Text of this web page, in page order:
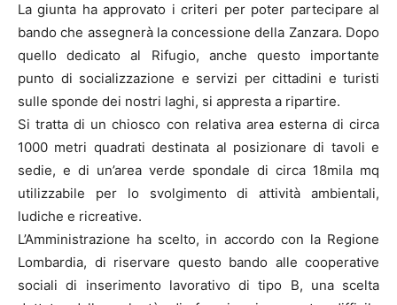
La giunta ha approvato i criteri per poter partecipare al
bando che assegnerà la concessione della Zanzara. Dopo
quello dedicato al Rifugio, anche questo importante
punto di socializzazione e servizi per cittadini e turisti
sulle sponde dei nostri laghi, si appresta a ripartire.
Si tratta di un chiosco con relativa area esterna di circa
1000 metri quadrati destinata al posizionare di tavoli e
sedie, e di un’area verde spondale di circa 18mila mq
utilizzabile per lo svolgimento di attività ambientali,
ludiche e ricreative.
L’Amministrazione ha scelto, in accordo con la Regione
Lombardia, di riservare questo bando alle cooperative
sociali di inserimento lavorativo di tipo B, una scelta